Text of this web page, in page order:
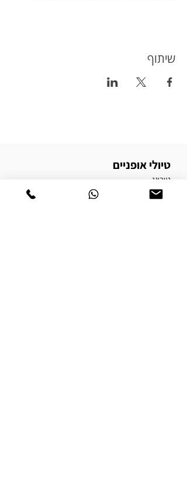
שיתוף
טיולי אופניים
טורינג
טיולי אופניים בשטח